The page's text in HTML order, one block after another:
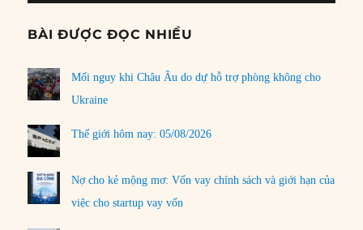
BÀI ĐƯỢC ĐỌC NHIỀU
Mối nguy khi Châu Âu do dự hỗ trợ phòng không cho
Ukraine
Thế giới hôm nay: 05/08/2026
Nợ cho kẻ mộng mơ: Vốn vay chính sách và giới hạn của
việc cho startup vay vốn